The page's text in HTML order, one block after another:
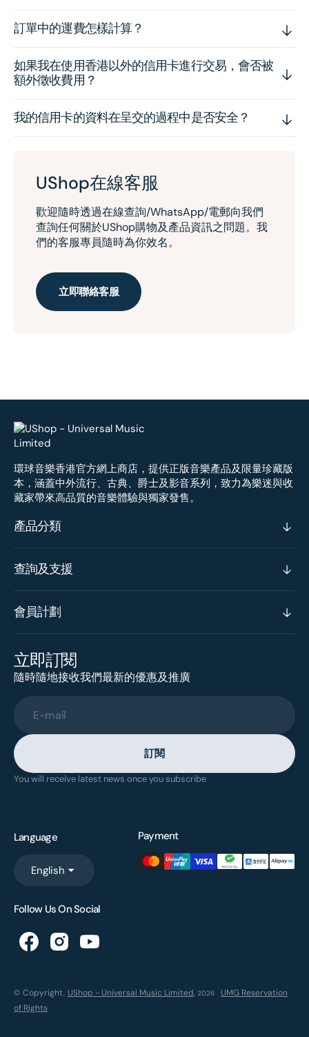
訂單中的運費怎樣計算？
如果我在使用香港以外的信用卡進行交易，會否被
額外徵收費用？
我的信用卡的資料在呈交的過程中是否安全？
UShop在線客服
歡迎隨時透過在線查詢/WhatsApp/電郵向我們
查詢任何關於UShop購物及產品資訊之問題。我
們的客服專員隨時為你效名。
立即聯絡客服
環球音樂香港官方網上商店，提供正版音樂產品及限量珍藏版
本，涵蓋中外流行、古典、爵士及影音系列，致力為樂迷與收
藏家帶來高品質的音樂體驗與獨家發售。
產品分類
查詢及支援
會員計劃
立即訂閱
隨時隨地接收我們最新的優惠及推廣
E-mail
訂閱
You will receive latest news once you subscribe
Language
English
Payment
Follow Us On Social
© Copyright, UShop - Universal Music Limited, 2026
UMG Reservation
of Rights